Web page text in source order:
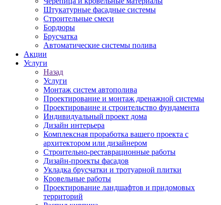
Штукатурные фасадные системы
Строительные смеси
Бордюры
Брусчатка
Автоматические системы полива
Акции
Услуги
Назад
Услуги
Монтаж систем автополива
Проектирование и монтаж дренажной системы
Проектироваине и строительство фундамента
Индивидуальный проект дома
Дизайн интерьера
Комплексная проработка вашего проекта с
архитектором или дизайнером
Строительно-реставрационные работы
Дизайн-проекты фасадов
Укладка брусчатки и тротуарной плитки
Кровельные работы
Проектирование ландшафтов и придомовых
территорий